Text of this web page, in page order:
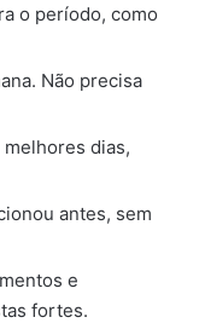
o período, como
Não precisa
dias,
antes, sem
e
fortes.